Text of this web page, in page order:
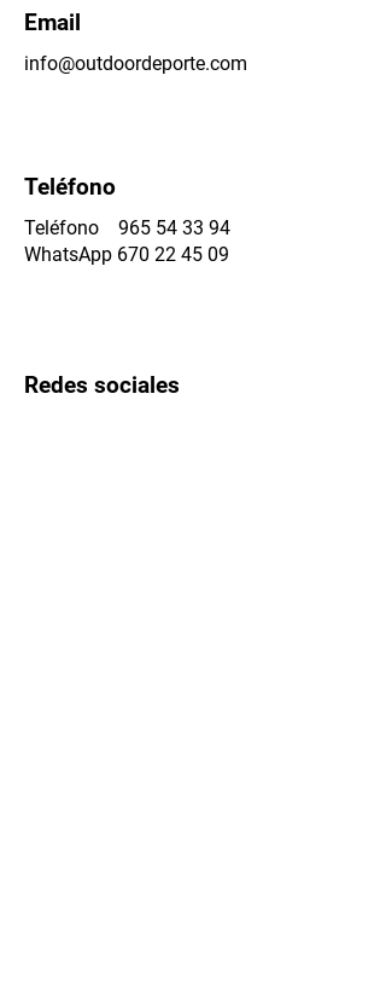
Email
info@outdoordeporte.com
Teléfono
Teléfono 965 54 33 94
WhatsApp 670 22 45 09
Redes sociales